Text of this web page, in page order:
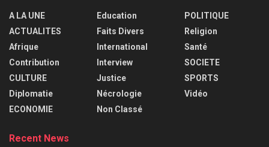
A LA UNE
ACTUALITES
Afrique
Contribution
CULTURE
Diplomatie
ECONOMIE
Education
Faits Divers
International
Interview
Justice
Nécrologie
Non Classé
POLITIQUE
Religion
Santé
SOCIETE
SPORTS
Vidéo
Recent News